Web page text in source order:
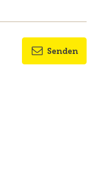
Senden